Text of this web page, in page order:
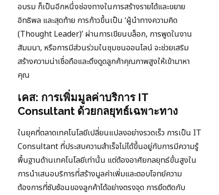
อบรม ก็เป็นอีกหนึ่งช่องทางในการสร้างรายได้และขยาย
อิทธิพล และสุดท้าย การก้าวขึ้นเป็น ‘ผู้นำทางความคิด
(Thought Leader)’ ผ่านการเขียนบล็อก, การพูดในงาน
สัมมนา, หรือการมีส่วนร่วมในชุมชนออนไลน์ จะช่วยเสริม
สร้างความน่าเชื่อถือและดึงดูดลูกค้าคุณภาพสูงให้เข้ามาหา
คุณ
เคส: การเพิ่มมูลค่าบริการ IT
Consultant ด้วยกลยุทธ์เฉพาะทาง
ในยุคที่ตลาดเทคโนโลยีเปลี่ยนแปลงอย่างรวดเร็ว การเป็น IT
Consultant ที่ประสบความสำเร็จไม่ได้ขึ้นอยู่กับการมีความรู้
พื้นฐานด้านเทคโนโลยีเท่านั้น แต่ต้องอาศัยกลยุทธ์ขั้นสูงใน
การนำเสนอบริการที่สร้างมูลค่าเพิ่มและตอบโจทย์ความ
ต้องการที่ซับซ้อนของลูกค้าได้อย่างตรงจุด การยึดติดกับ